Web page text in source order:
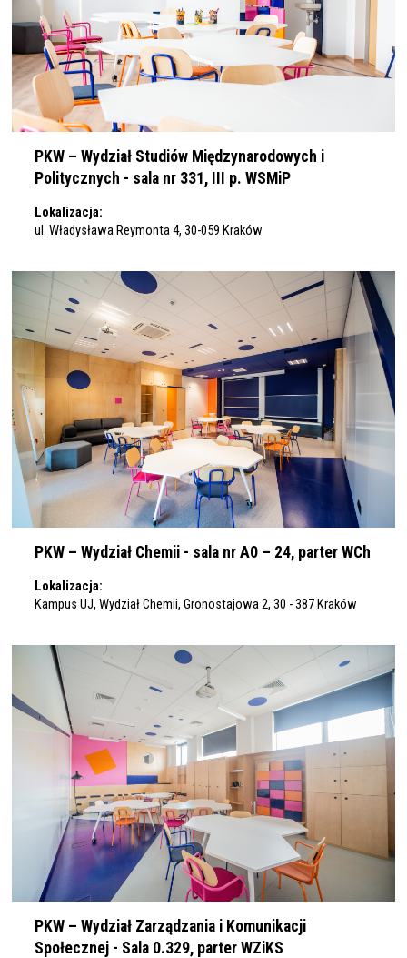
19
21
22
23
PKW – Wydział Studiów Międzynarodowych i
Politycznych - sala nr 331, III p. WSMiP
Lokalizacja:
ul. Władysława Reymonta 4, 30-059 Kraków
PKW – Wydział Chemii - sala nr A0 – 24, parter WCh
Lokalizacja:
Kampus UJ, Wydział Chemii, Gronostajowa 2, 30 - 387 Kraków
PKW – Wydział Zarządzania i Komunikacji
Społecznej - Sala 0.329, parter WZiKS